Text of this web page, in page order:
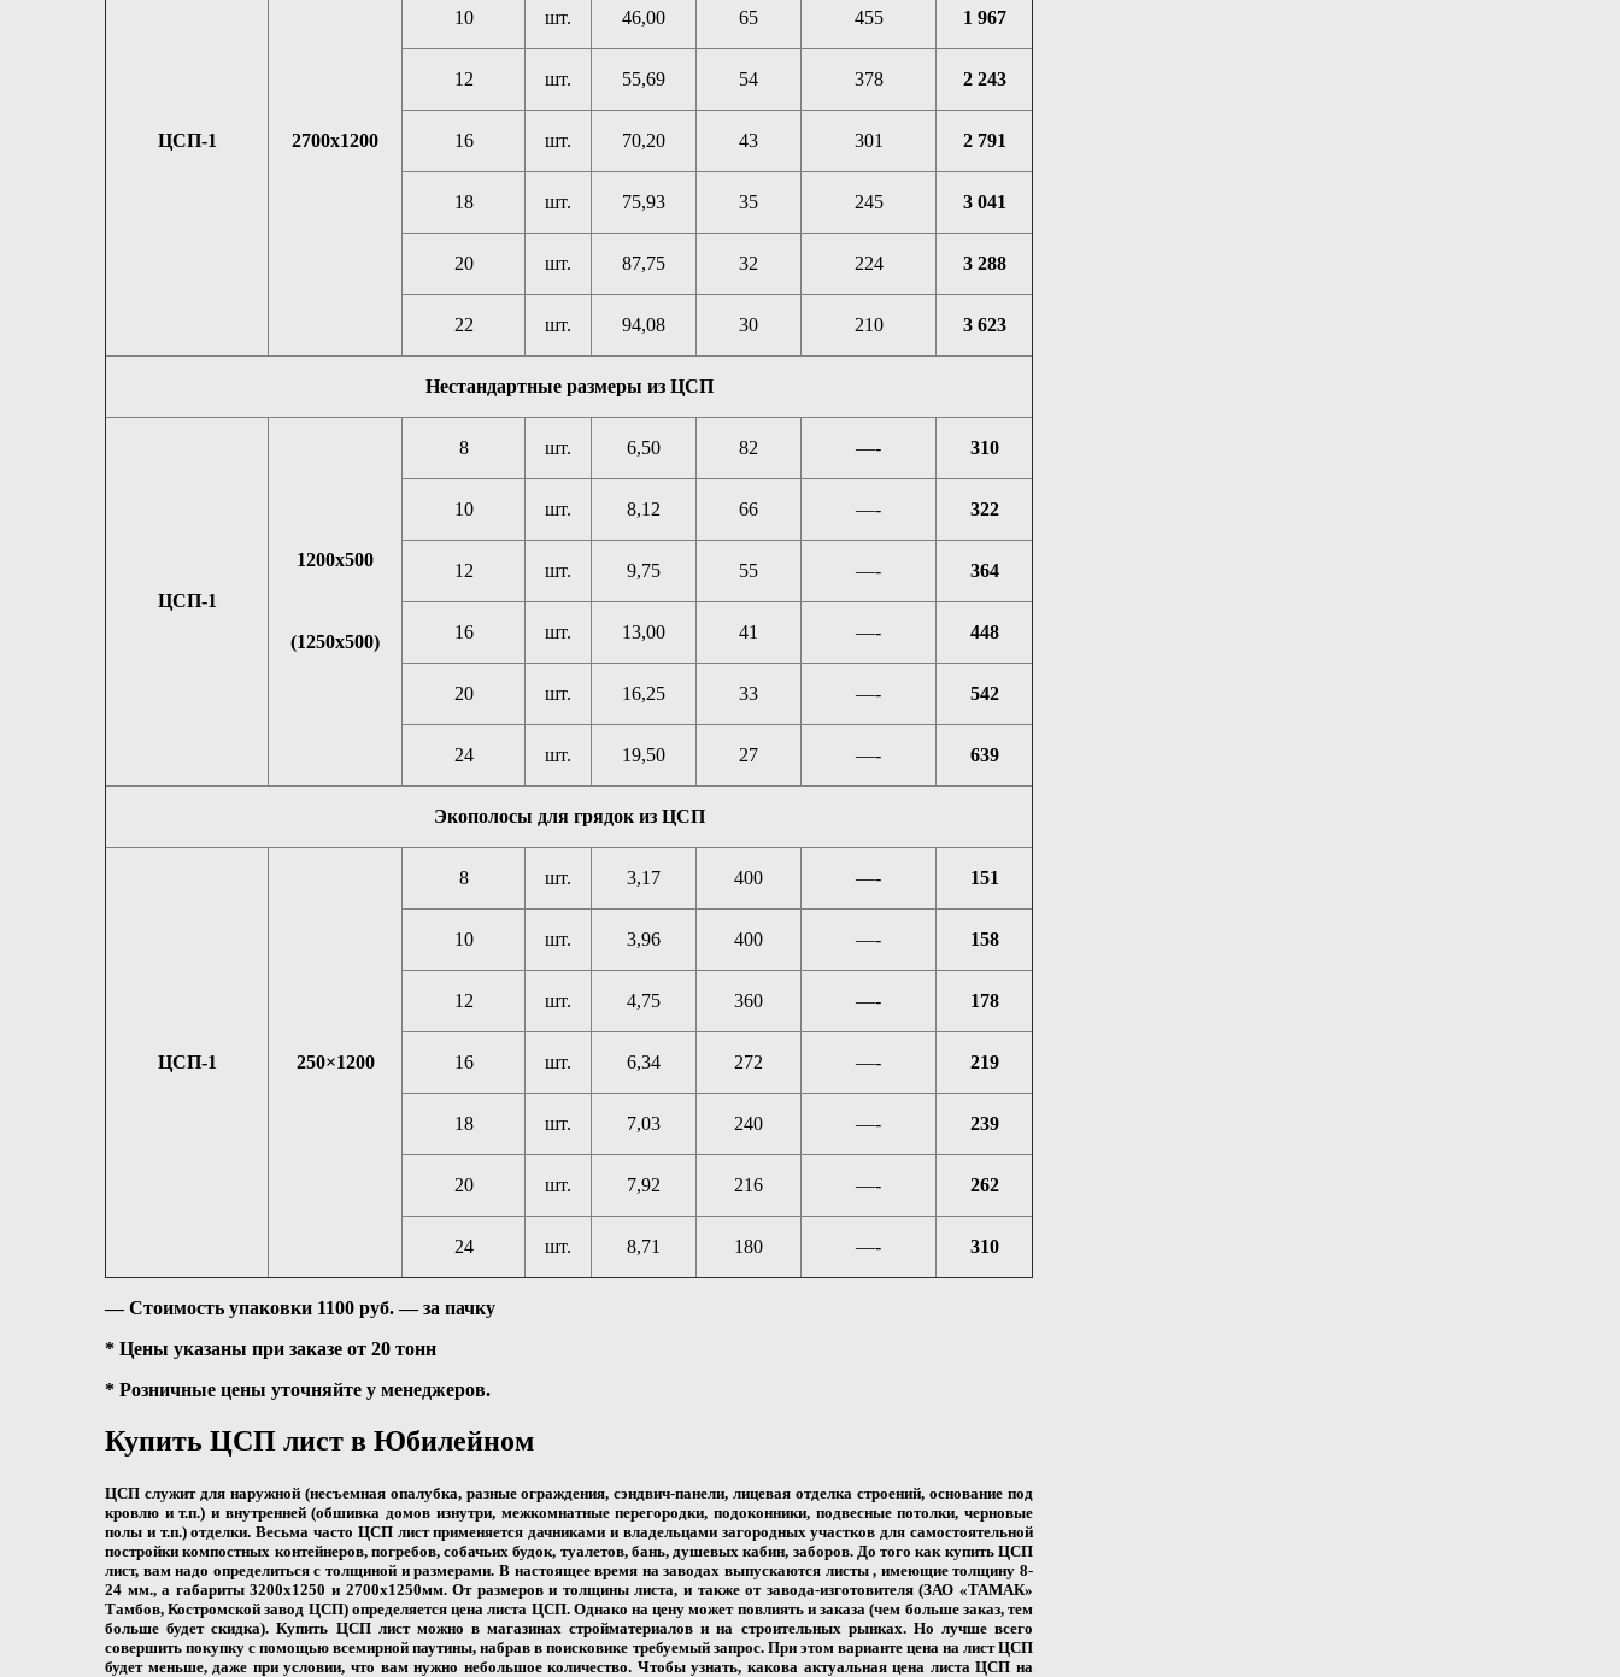
ЦСП-1 2700х1200
10 шт. 46,00 65 455 1 967
12 шт. 55,69 54 378 2 243
16 шт. 70,20 43 301 2 791
18 шт. 75,93 35 245 3 041
20 шт. 87,75 32 224 3 288
22 шт. 94,08 30 210 3 623
Нестандартные размеры из ЦСП
ЦСП-1
1200х500
(1250х500)
8 шт. 6,50 82 —- 310
10 шт. 8,12 66 —- 322
12 шт. 9,75 55 —- 364
16 шт. 13,00 41 —- 448
20 шт. 16,25 33 —- 542
24 шт. 19,50 27 —- 639
Экополосы для грядок из ЦСП
ЦСП-1 250×1200
8 шт. 3,17 400 —- 151
10 шт. 3,96 400 —- 158
12 шт. 4,75 360 —- 178
16 шт. 6,34 272 —- 219
18 шт. 7,03 240 —- 239
20 шт. 7,92 216 —- 262
24 шт. 8,71 180 —- 310
― Стоимость упаковки 1100 руб. — за пачку
* Цены указаны при заказе от 20 тонн
* Розничные цены уточняйте у менеджеров.
Купить ЦСП лист в Юбилейном
ЦСП служит для наружной (несъемная опалубка, разные ограждения, сэндвич-панели, лицевая отделка строений, основание под
кровлю и т.п.) и внутренней (обшивка домов изнутри, межкомнатные перегородки, подоконники, подвесные потолки, черновые
полы и т.п.) отделки. Весьма часто ЦСП лист применяется дачниками и владельцами загородных участков для самостоятельной
постройки компостных контейнеров, погребов, собачьих будок, туалетов, бань, душевых кабин, заборов. До того как купить ЦСП
лист, вам надо определиться с толщиной и размерами. В настоящее время на заводах выпускаются листы , имеющие толщину 8-
24 мм., а габариты 3200х1250 и 2700х1250мм. От размеров и толщины листа, и также от завода-изготовителя (ЗАО «ТАМАК»
Тамбов, Костромской завод ЦСП) определяется цена листа ЦСП. Однако на цену может повлиять и заказа (чем больше заказ, тем
больше будет скидка). Купить ЦСП лист можно в магазинах стройматериалов и на строительных рынках. Но лучше всего
совершить покупку с помощью всемирной паутины, набрав в поисковике требуемый запрос. При этом варианте цена на лист ЦСП
будет меньше, даже при условии, что вам нужно небольшое количество. Чтобы узнать, какова актуальнаяцена листа ЦСП на